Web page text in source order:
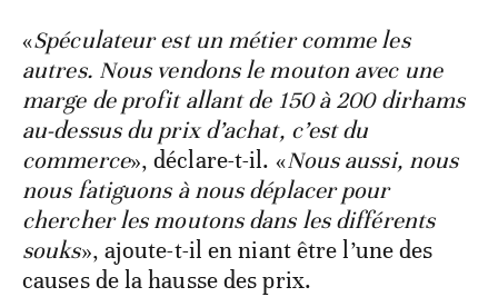
«Spéculateur est un métier comme les
autres. Nous vendons le mouton avec une
marge de profit allant de 150 à 200 dirhams
au-dessus du prix d’achat, c’est du
commerce», déclare-t-il. «Nous aussi, nous
nous fatiguons à nous déplacer pour
chercher les moutons dans les différents
souks», ajoute-t-il en niant être l’une des
causes de la hausse des prix.